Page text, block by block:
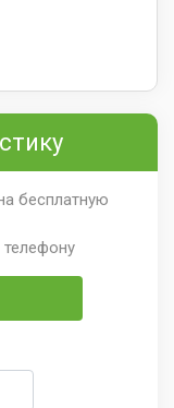
бесплатную
телефону